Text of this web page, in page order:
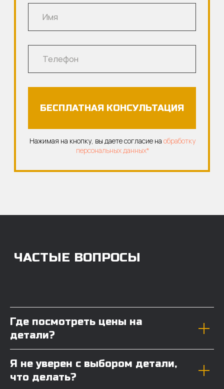
Где посмотреть цены на
детали?
Я не уверен с выбором детали,
что делать?